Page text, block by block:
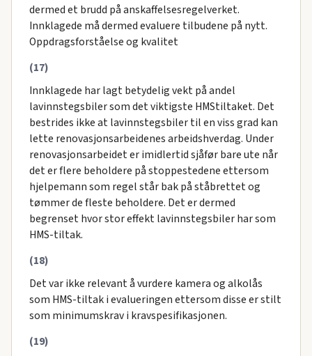
dermed et brudd på anskaffelsesregelverket.
Innklagede må dermed evaluere tilbudene på nytt.
Oppdragsforståelse og kvalitet
(17)
Innklagede har lagt betydelig vekt på andel
lavinnstegsbiler som det viktigste HMStiltaket. Det
bestrides ikke at lavinnstegsbiler til en viss grad kan
lette renovasjonsarbeidenes arbeidshverdag. Under
renovasjonsarbeidet er imidlertid sjåfør bare ute når
det er flere beholdere på stoppestedene ettersom
hjelpemann som regel står bak på ståbrettet og
tømmer de fleste beholdere. Det er dermed
begrenset hvor stor effekt lavinnstegsbiler har som
HMS-tiltak.
(18)
Det var ikke relevant å vurdere kamera og alkolås
som HMS-tiltak i evalueringen ettersom disse er stilt
som minimumskrav i kravspesifikasjonen.
(19)